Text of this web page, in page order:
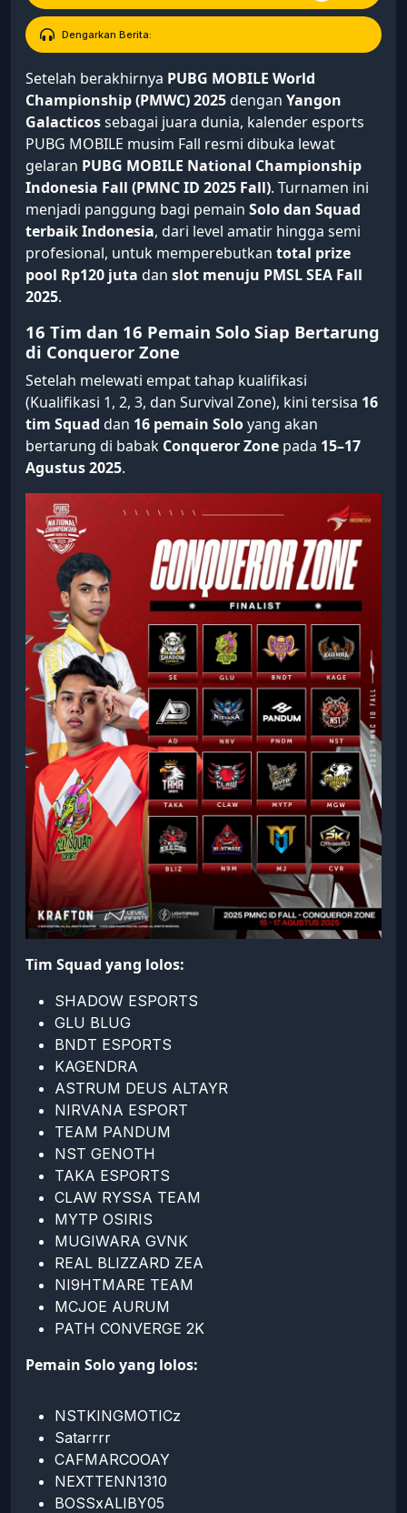
Dengarkan Berita:
Setelah berakhirnya PUBG MOBILE World
Championship (PMWC) 2025dengan Yangon
Galacticossebagai juara dunia, kalender esports
PUBG MOBILE musim Fall resmi dibuka lewat
gelaran PUBG MOBILE National Championship
Indonesia Fall (PMNC ID 2025 Fall). Turnamen ini
menjadi panggung bagi pemain Solo dan Squad
terbaik Indonesia, dari level amatir hingga semi
profesional, untuk memperebutkan total prize
pool Rp120 juta dan slot menuju PMSL SEA Fall
2025.
16 Tim dan 16 Pemain Solo Siap Bertarung
di Conqueror Zone
Setelah melewati empat tahap kualifikasi
(Kualifikasi 1, 2, 3, dan Survival Zone), kini tersisa 16
tim Squad dan 16 pemain Soloyang akan
bertarung di babak Conqueror Zone pada 15–17
Agustus 2025.
Tim Squad yang lolos:
SHADOW ESPORTS
GLU BLUG
BNDT ESPORTS
KAGENDRA
ASTRUM DEUS ALTAYR
NIRVANA ESPORT
TEAM PANDUM
NST GENOTH
TAKA ESPORTS
CLAW RYSSA TEAM
MYTP OSIRIS
MUGIWARA GVNK
REAL BLIZZARD ZEA
NI9HTMARE TEAM
MCJOE AURUM
PATH CONVERGE 2K
Pemain Solo yang lolos:
NSTKINGMOTICz
Satarrrr
CAFMARCOOAY
NEXTTENN1310
BOSSxALIBY05